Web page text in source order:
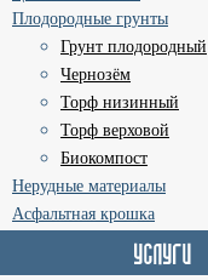
Плодородные грунты
Грунт плодородный
Чернозём
Торф низинный
Торф верховой
Биокомпост
Нерудные материалы
Асфальтная крошка